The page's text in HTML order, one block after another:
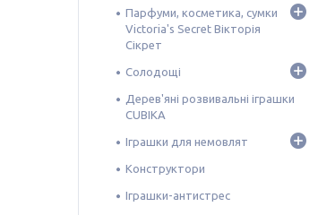
Парфуми, косметика, сумки
Victoria's Secret Вікторія
Сікрет
Солодощі
Дерев'яні розвивальні іграшки
CUBIKA
Іграшки для немовлят
Конструктори
Іграшки-антистрес